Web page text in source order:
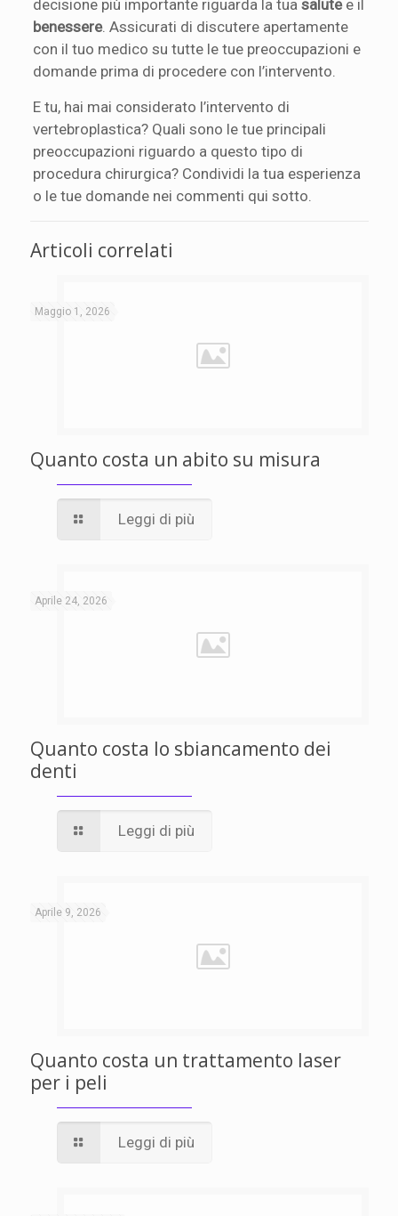
decisione più importante riguarda la tuasalutee il
benessere. Assicurati di discutere apertamente
con il tuo medico su tutte le tue preoccupazioni e
domande prima di procedere con l’intervento.
E tu, hai mai considerato l’intervento di
vertebroplastica? Quali sono le tue principali
preoccupazioni riguardo a questo tipo di
procedura chirurgica? Condividi la tua esperienza
o le tue domande nei commenti qui sotto.
Articoli correlati
Maggio 1, 2026
Quanto costa un abito su misura
Leggi di più
Aprile 24, 2026
Quanto costa lo sbiancamento dei
denti
Leggi di più
Aprile 9, 2026
Quanto costa un trattamento laser
per i peli
Leggi di più